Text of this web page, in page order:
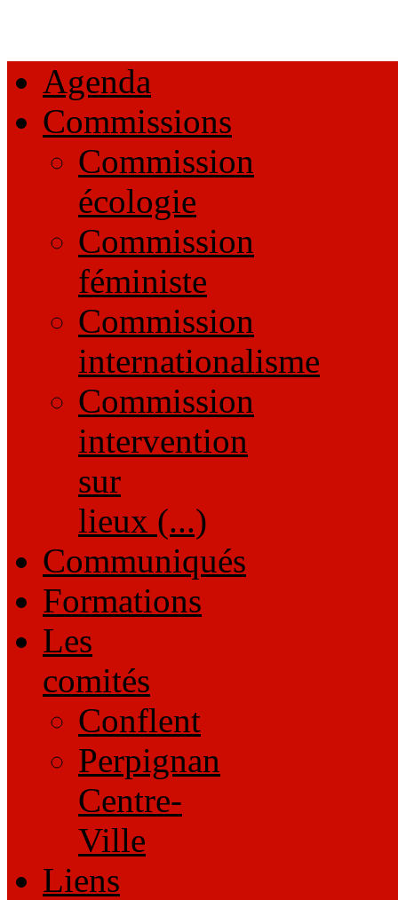
Agenda
Commissions
Commission
écologie
Commission
féministe
Commission
internationalisme
Commission
intervention
sur
lieux (...)
Communiqués
Formations
Les
comités
Conflent
Perpignan
Centre-
Ville
Liens